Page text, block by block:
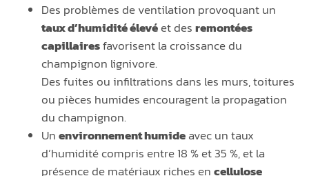
Des problèmes de ventilation provoquant un
taux d’humidité élevéet desremontées
capillairesfavorisent la croissance du
champignon lignivore.
Des fuites ou infiltrations dans les murs, toitures
ou pièces humides encouragent la propagation
du champignon.
Unenvironnement humideavec un taux
d’humidité compris entre 18 % et 35 %, et la
présence de matériaux riches encellulose